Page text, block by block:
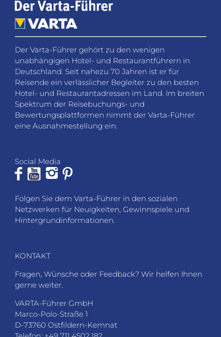
Der Varta-Führer gehört zu den wenigen
unabhängigen Hotel- und Restaurantführern in
Deutschland. Seit nahezu 70 Jahren ist er für
Reisende ein verlässlicher Begleiter zu den besten
Hotel- und Restaurantadressen im Land. Im breiten
Spektrum der Reisebuchungs- und
Bewertungsplattformen nimmt der Varta-Führer
eine Ausnahmestellung ein.
Social Media
Folgen Sie dem Varta-Führer in den sozialen
Netzwerken für Neuigkeiten, Gewinnspiele und
Hintergrundinformationen.
KONTAKT
Fragen, Wünsche oder Feedback? Wir helfen Ihnen
gerne weiter.
VARTA-Führer GmbH
Marco-Polo-Straße 1
D-73760 Ostfildern-Kemnat